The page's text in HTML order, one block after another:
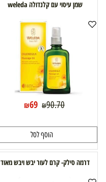
שמן עיסוי עם קלנדולה weleda
₪90.70
₪69
הוסף לסל
דרמה סילק- קרם לעור יבש ויבש מאוד